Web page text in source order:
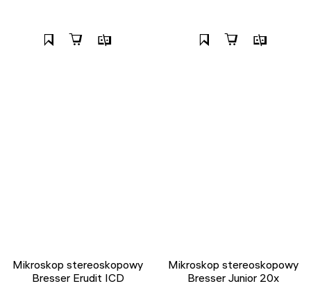
Mikroskop stereoskopowy
Bresser Erudit ICD
Mikroskop stereoskopowy
Bresser Junior 20x